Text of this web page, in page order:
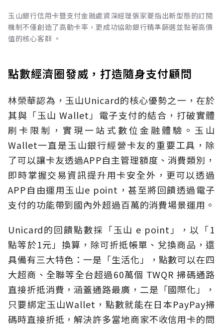
玉山銀行信用卡暨支付金融處資深經理張家菱指出新型態的訂閱
機制不僅創造了高動卡率，更成功協助銀行精準篩選並黏著高價
值的核心客群 。
點數經濟圈發威，打造隨身支付顧問
林榮華認為，玉山Unicard的核心優勢之一，在於
其與「玉山 Wallet」電子支付的結合，打破實體
刷卡限制，實現一站式數位金融體驗。玉山
Wallet一直是玉山銀行經營卡友的重要工具，除
了可以讓卡友透過APP自主管理額度、消費類別，
即時掌握交易資訊提升用卡安全外，更可以透過
APP自由運用玉山e point，甚至將回饋透過電子
支付的功能帶到國內外超過百萬的消費場景運用。
Unicard的回饋點數採「玉山 e point」，以「1
點等於1元」換算，除可折抵帳單、兌換商品，還
具備有三大特色：一是「生活化」，點數可以在四
大超商、全聯等全台超過60萬個 TWQR 掃碼通路
直接折抵消費，涵蓋通路最廣，二是「國際化」，
只要綁定玉山Wallet，點數就能在日本PayPay掃
碼時直接折抵，解決許多當地商家不收信用卡的問